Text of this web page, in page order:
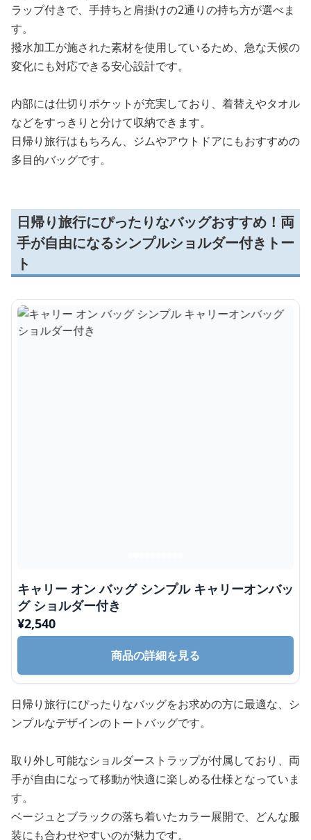
ラップ付きで、手持ちと肩掛けの2通りの持ち方が選べま
す。
撥水加工が施された素材を使用しているため、急な天候の
変化にも対応できる安心設計です。
内部には仕切りポケットが充実しており、着替えやタオル
などをすっきりと分けて収納できます。
日帰り旅行はもちろん、ジムやアウトドアにもおすすめの
多目的バッグです。
日帰り旅行にぴったりなバッグおすすめ！両
手が自由になるシンプルショルダー付きトー
ト
キャリー オン バッグ シンプル キャリーオンバッ
グ ショルダー付き
¥2,540
商品の詳細を見る
日帰り旅行にぴったりなバッグをお求めの方に最適な、シ
ンプルなデザインのトートバッグです。
取り外し可能なショルダーストラップが付属しており、両
手が自由になって移動が快適に楽しめる仕様となっていま
す。
ベージュとブラックの落ち着いたカラー展開で、どんな服
装にも合わせやすいのが魅力です。